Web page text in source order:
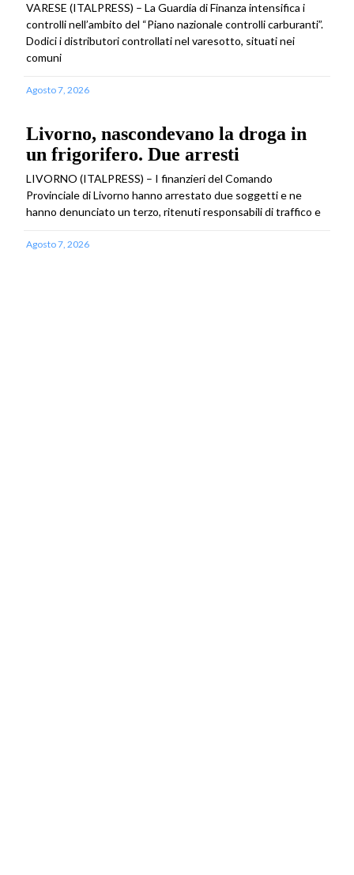
VARESE (ITALPRESS) – La Guardia di Finanza intensifica i
controlli nell’ambito del “Piano nazionale controlli carburanti”.
Dodici i distributori controllati nel varesotto, situati nei
comuni
Agosto 7, 2026
Livorno, nascondevano la droga in
un frigorifero. Due arresti
LIVORNO (ITALPRESS) – I finanzieri del Comando
Provinciale di Livorno hanno arrestato due soggetti e ne
hanno denunciato un terzo, ritenuti responsabili di traffico e
Agosto 7, 2026